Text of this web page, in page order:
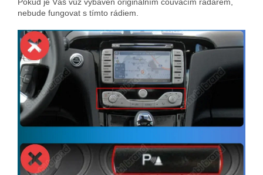
nebude fungovat s tímto rádiem.